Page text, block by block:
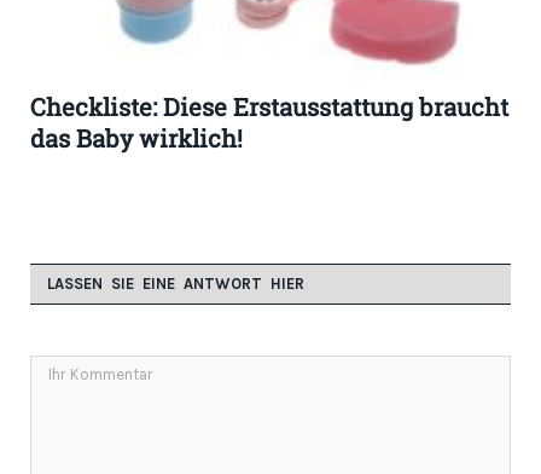
Checkliste: Diese Erstausstattung braucht
das Baby wirklich!
LASSEN SIE EINE ANTWORT HIER